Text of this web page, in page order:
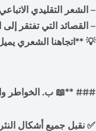
– الشعر التقليدي
– القصائد التي تفتقر
💡 **اتجاهنا الشعري
### **📖 ب. الخواطر
✅ نقبل جميع أشكال